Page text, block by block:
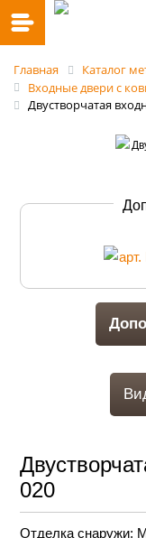
Главная Каталог
Входные двери с
Двустворчатая
020
Отделка снаружи: